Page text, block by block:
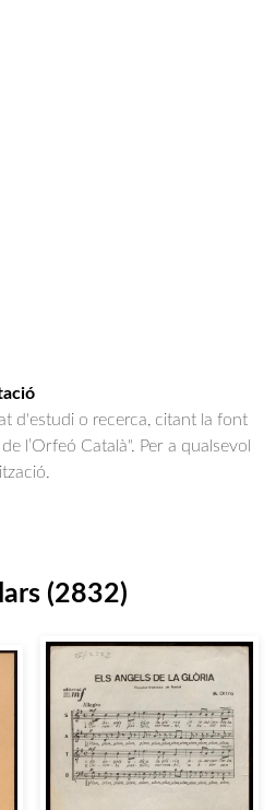
d'estudi o recerca, citant la font
l’Orfeó Català". Per a qualsevol
(2832)